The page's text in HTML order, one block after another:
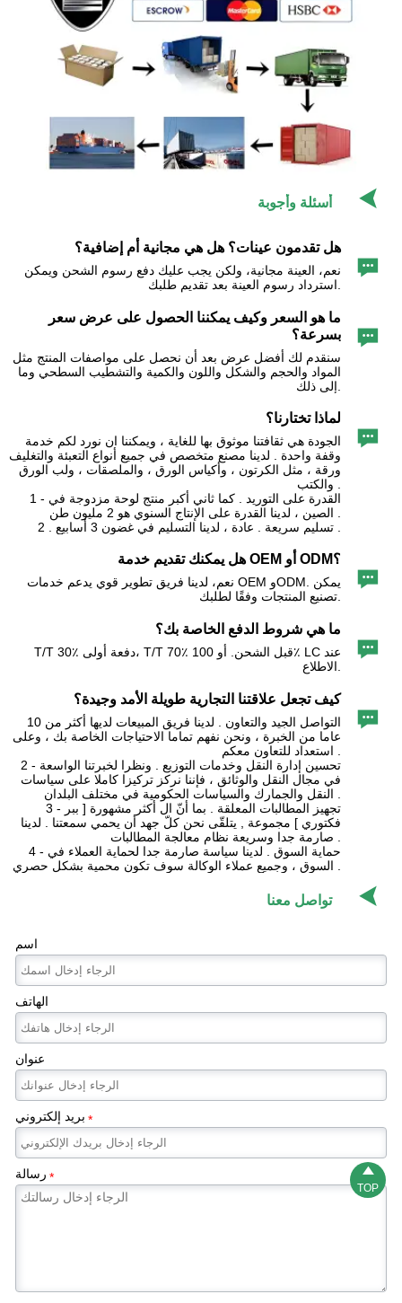
أسئلة وأجوبة 
هل تقدمون عينات؟ هل هي مجانية أم إضافية؟
نعم، العينة مجانية، ولكن يجب عليك دفع رسوم الشحن ويمكن

ما هو السعر وكيف يمكننا الحصول على عرض سعر
بسرعة؟
سنقدم لك أفضل عرض بعد أن نحصل على مواصفات المنتج مثل
المواد والحجم والشكل واللون والكمية والتشطيب السطحي وما

لماذا تختارنا؟
الجودة هي ثقافتنا موثوق بها للغاية ، ويمكننا ان نورد لكم خدمة
وقفة واحدة . لدينا مصنع متخصص في جميع أنواع التعبئة والتغليف
ورقة ، مثل الكرتون ، وأكياس الورق ، والملصقات ، ولب الورق
1 - القدرة على التوريد . كما ثاني أكبر منتج لوحة مزدوجة في
2 . تسليم سريعة . عادة ، لدينا التسليم في غضون 3 أسابيع .

هل يمكنك تقديم خدمة OEM أو ODM؟
نعم، لدينا فريق تطوير قوي يدعم خدمات OEM وODM. يمكن
تصنيع المنتجات وفقًا لطلبك.

ما هي شروط الدفع الخاصة بك؟
T/T 30٪ دفعة أولى، T/T 70٪ قبل الشحن. أو 100٪ LC عند

كيف تجعل علاقتنا التجارية طويلة الأمد وجيدة؟
التواصل الجيد والتعاون . لدينا فريق المبيعات لديها أكثر من 10
عاما من الخبرة ، ونحن نفهم تماما الاحتياجات الخاصة بك ، وعلى
2 - تحسين إدارة النقل وخدمات التوزيع . ونظرا لخبرتنا الواسعة
في مجال النقل والوثائق ، فإننا نركز تركيزا كاملا على سياسات
3 - تجهيز المطالبات المعلقة . بما أنّ ال أكثر مشهورة [ ببر
فكتوري ] مجموعة , يتلقّى نحن كلّ جهد أن يحمي سمعتنا . لدينا
4 - حماية السوق . لدينا سياسة صارمة جدا لحماية العملاء في

تواصل معنا 
اسم
الهاتف
عنوان
بريد إلكتروني *
رسالة *

TOP